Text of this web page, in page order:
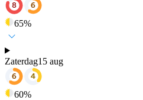
65%
Zaterdag15 aug
60%